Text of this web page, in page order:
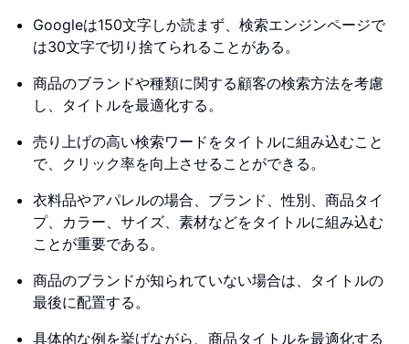
Googleは150文字しか読まず、検索エンジンページで
は30文字で切り捨てられることがある。
商品のブランドや種類に関する顧客の検索方法を考慮
し、タイトルを最適化する。
売り上げの高い検索ワードをタイトルに組み込むこと
で、クリック率を向上させることができる。
衣料品やアパレルの場合、ブランド、性別、商品タイ
プ、カラー、サイズ、素材などをタイトルに組み込む
ことが重要である。
商品のブランドが知られていない場合は、タイトルの
最後に配置する。
具体的な例を挙げながら、商品タイトルを最適化する